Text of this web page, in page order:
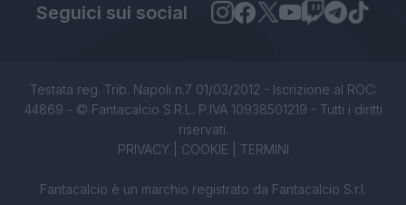
Seguici sui social
Testata reg. Trib. Napoli n.7 01/03/2012 - Iscrizione al ROC:
44869 - © Fantacalcio S.R.L. P.IVA 10938501219 - Tutti i diritti
riservati.
PRIVACY| COOKIE TERMINI
Fantacalcio è un marchio registrato da Fantacalcio S.r.l.